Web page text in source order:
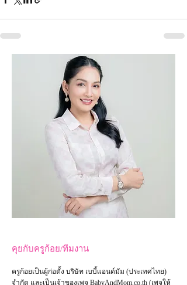
คุยกับครูก้อย/ทีมงาน
ครูก้อยเป็นผู้ก่อตั้ง บริษัท เบบี้แอนด์มัม (ประเทศไทย)
จำกัด และเป็นเจ้าของเพจ BabyAndMom.co.th (เพจให้